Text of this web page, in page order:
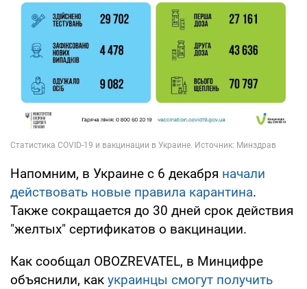
Напомним, в Украине с 6 декабря начали
действовать новые правила карантина.
Также сокращается до 30 дней срок действия
"желтых" сертификатов о вакцинации.
Как сообщал OBOZREVATEL, в Минцифре
объяснили, как украинцы смогут получить